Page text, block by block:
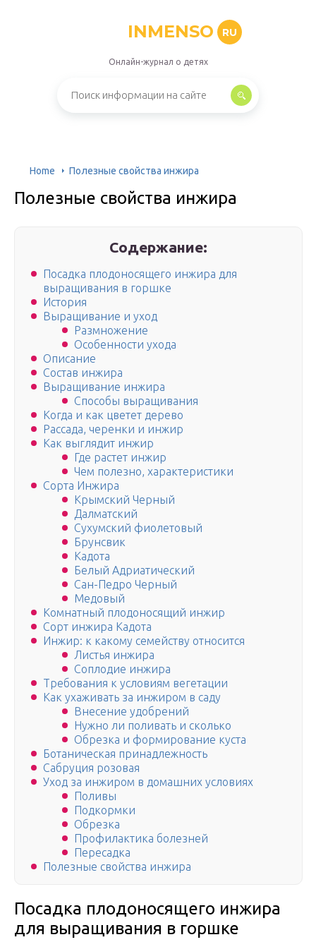
INMENSO RU
Онлайн-журнал о детях
Home Полезные свойства инжира
Полезные свойства инжира
Содержание:
Посадка плодоносящего инжира для
выращивания в горшке
История
Выращивание и уход
Размножение
Особенности ухода
Описание
Состав инжира
Выращивание инжира
Способы выращивания
Когда и как цветет дерево
Рассада, черенки и инжир
Как выглядит инжир
Где растет инжир
Чем полезно, характеристики
Сорта Инжира
Крымский Черный
Далматский
Сухумский фиолетовый
Брунсвик
Кадота
Белый Адриатический
Сан-Педро Черный
Медовый
Комнатный плодоносящий инжир
Сорт инжира Кадота
Инжир: к какому семейству относится
Листья инжира
Соплодие инжира
Требования к условиям вегетации
Как ухаживать за инжиром в саду
Внесение удобрений
Нужно ли поливать и сколько
Обрезка и формирование куста
Ботаническая принадлежность
Сабруция розовая
Уход за инжиром в домашних условиях
Поливы
Подкормки
Обрезка
Профилактика болезней
Пересадка
Полезные свойства инжира
Посадка плодоносящего инжира
для выращивания в горшке